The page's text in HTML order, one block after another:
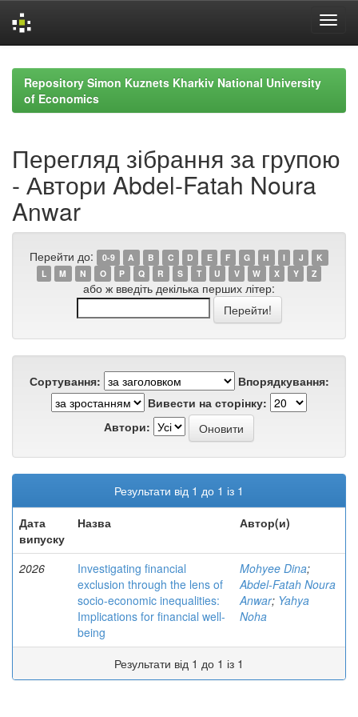
navigationRepository Simon Kuznets Kharkiv National University
of Economics
Перегляд зібрання за групою
- Автори Abdel-Fatah Noura
Anwar
Перейти до: 0-9 A B C D E F G H I J
K
L
M N O P Q R S T U V W X Y Z
або ж введіть декілька перших літер:
Сортування:
Впорядкування:
Вивести на сторінку:
Автори:
Результати від 1 до 1 із 1
Дата
випуску
Назва Автор(и)
2026
Investigating financial
exclusion through the lens of
socio-economic inequalities:
Implications for financial well-
being
Mohyee Dina;
Abdel-Fatah Noura
Anwar; Yahya
Noha
Результати від 1 до 1 із 1